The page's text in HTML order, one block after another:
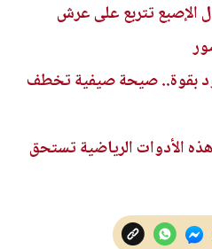
تتربع على عرش
بقوة.. صيحة صيفية تخطف
الأدوات الرياضية تستحق